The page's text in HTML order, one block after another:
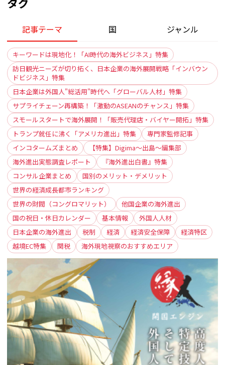
記事テーマ 国 ジャンル
キーワードは現地化！「AI時代の海外ビジネス」特集
訪日観光ニーズが切り拓く、日本企業の海外展開戦略「インバウン
ドビジネス」特集
日本企業は外国人"総活用"時代へ「グローバル人材」特集
サプライチェーン再構築！「激動のASEANのチャンス」特集
スモールスタートで海外展開！「販売代理店・バイヤー開拓」特集
トランプ就任に沸く「アメリカ進出」特集
専門家監修記事
インコタームズまとめ
【特集】Digima〜出島〜編集部
海外進出実態調査レポート
『海外進出白書』特集
コンサル企業まとめ
国別のメリット・デメリット
世界の経済成長都市ランキング
世界の財閥（コングロマリット）
他国企業の海外進出
国の祝日・休日カレンダー
基本情報
外国人人材
日本企業の海外進出
税制 経済 経済安全保障
経済特区
越境EC特集
関税 海外現地視察のおすすめエリア